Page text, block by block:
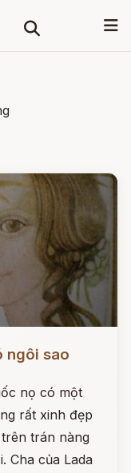
ngôi sao
nọ có một
rất xinh đẹp
trán nàng
Cha của Lada